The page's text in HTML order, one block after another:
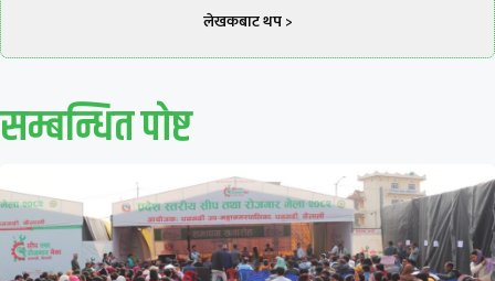
लेखकबाट थप >
सम्बन्धित पाेष्ट